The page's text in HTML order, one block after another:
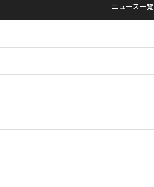
ニュース一覧